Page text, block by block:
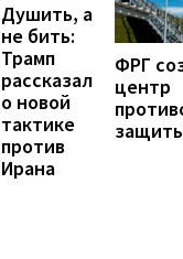
Душить, а
не бить:
Трамп
рассказал
о новой
тактике
против
Ирана
ФРГ
центр